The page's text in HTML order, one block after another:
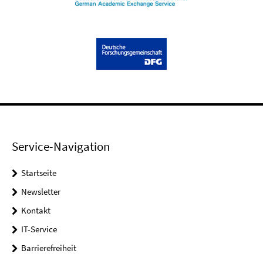
Service-Navigation
Startseite
Newsletter
Kontakt
IT-Service
Barrierefreiheit